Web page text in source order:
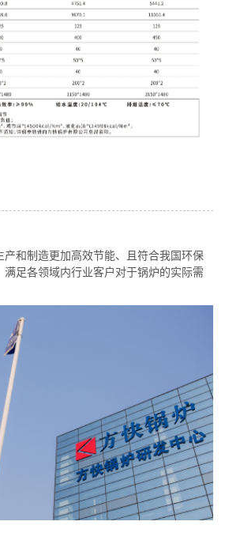
产和制造更加高效节能、且符合我国环保
满足各领域内行业客户对于锅炉的实际需